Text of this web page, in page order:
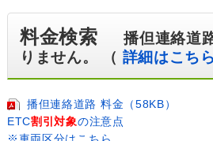
料金検索播但連絡道
りません。 （ 詳細はこち
播但連絡道路 料金（58KB）
ETC割引対象の注意点